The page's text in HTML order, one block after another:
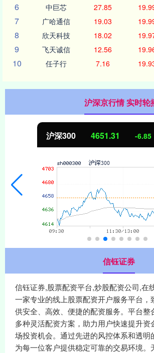
6 中巨芯 27.85
7 广哈通信 19.03
8 欣天科技 18.02
9 飞天诚信 12.56
10 任子行 7.16
沪深京行情 实时轮
沪深300 4651.31 -6.85
信钰证券
信钰证券,股票配资平台,炒股配资公司,在
一家专业的线上股票配资开户服务平台，
供安全、高效、便捷的配资服务。平台整
多种灵活配资方案，助力用户快速提升资
场投资机会。通过先进的风控体系和透明
为每一位客户提供稳定可靠的交易环境。